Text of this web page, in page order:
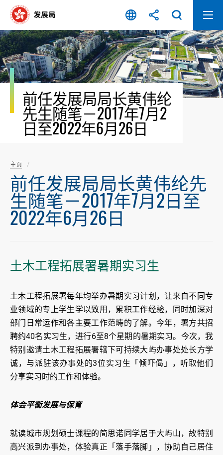
容
开
始
前任发展局局长黄伟纶
先生随笔－2017年7月2
日至2022年6月26日
主页
前任发展局局长黄伟纶先
生随笔－2017年7月2日至
2022年6月26日
土木工程拓展署暑期实习生
土木工程拓展署每年均举办暑期实习计划，让来自不同专
业领域的专上学生学以致用，累积工作经验，同时加深对
部门日常运作和各主要工作范畴的了解。今年，署方共招
聘约40名实习生，进行6至8个星期的暑期实习。今次，我
特别邀请土木工程拓展署辖下可持续大屿办事处处长方学
诚，与派驻该办事处的3位实习生「倾吓偈」，听取他们
分享实习时的工作和体验。
体会平衡发展与保育
就读城市规划硕士课程的简思诺同学居于大屿山，故特别
高兴派到办事处，体验真正「落手落脚」，协助自己居住